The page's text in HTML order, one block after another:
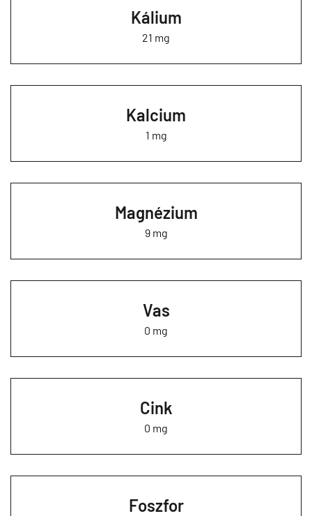
Kálium
21 mg
Kalcium
1 mg
Magnézium
9 mg
Vas
0 mg
Cink
0 mg
Foszfor